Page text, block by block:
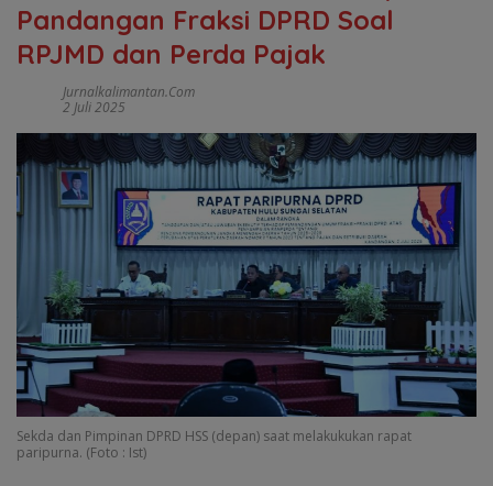
Pandangan Fraksi DPRD Soal
RPJMD dan Perda Pajak
Jurnalkalimantan.com
2 Juli 2025
Sekda dan Pimpinan DPRD HSS (depan) saat melakukukan rapat
paripurna. (Foto : Ist)